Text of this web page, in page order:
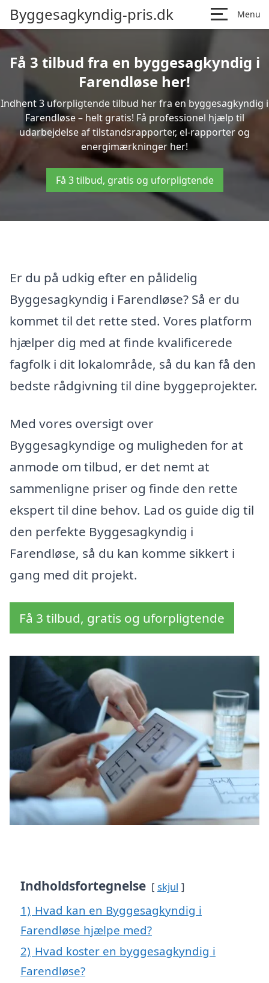
Byggesagkyndig-pris.dk Menu
Få 3 tilbud fra en byggesagkyndig i
Farendløse her!
Indhent 3 uforpligtende tilbud her fra en byggesagkyndig i
Farendløse – helt gratis! Få professionel hjælp til
udarbejdelse af tilstandsrapporter, el-rapporter og
energimærkninger her!
Få 3 tilbud, gratis og uforpligtende
Er du på udkig efter en pålidelig
Byggesagkyndig i Farendløse? Så er du
kommet til det rette sted. Vores platform
hjælper dig med at finde kvalificerede
fagfolk i dit lokalområde, så du kan få den
bedste rådgivning til dine byggeprojekter.
Med vores oversigt over
Byggesagkyndige og muligheden for at
anmode om tilbud, er det nemt at
sammenligne priser og finde den rette
ekspert til dine behov. Lad os guide dig til
den perfekte Byggesagkyndig i
Farendløse, så du kan komme sikkert i
gang med dit projekt.
Få 3 tilbud, gratis og uforpligtende
Indholdsfortegnelse skjul
1) Hvad kan en Byggesagkyndig i
Farendløse hjælpe med?
2) Hvad koster en byggesagkyndig i
Farendløse?